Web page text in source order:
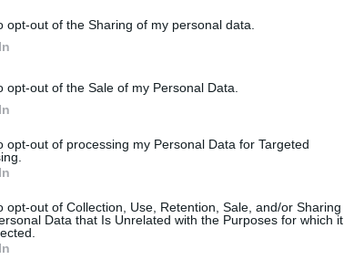
opt-out of the Sharing of my personal data.
opt-out of the Sale of my Personal Data.
opt-out of processing my Personal Data for Targeted
opt-out of Collection, Use, Retention, Sale, and/or Sharing
Data that Is Unrelated with the Purposes for which it
par un agent de piste muni de « marshalling
.
configuration des équipements de
à une panne technique peuvent conduire
à un contact entre un élément de la cellule — en
infrastructures.
d’aéroport traitent ces collisions comme des
inspection détaillée de la structure de l’aile
et, le cas échéant, mise à l’arrêt de l’avion
réparations.
collides with a jet bridge at Shanghai Hongqiao